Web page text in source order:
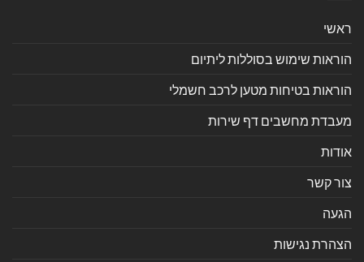
ראשי
הוראות שימוש בסוללות ליתיום
הוראות בטיחות מטען לרכב חשמלי
מעבדת מחשבים דף שירות
אודות
צור קשר
הגעה
הצהרת נגישות